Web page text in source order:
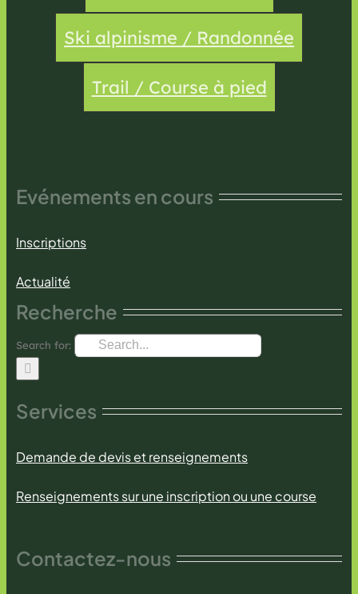
Ski alpinisme / Randonnée
Trail / Course à pied
Evénements en cours
Inscriptions
Actualité
Recherche
Search for:
Services
Demande de devis et renseignements
Renseignements sur une inscription ou une course
Contactez-nous